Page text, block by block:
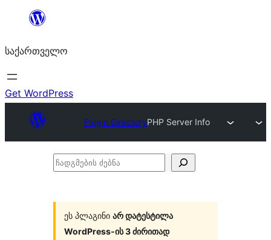
შიგთავსზე
საქართველო
Get WordPress
Plugin DirectoryPHP Server Info
ჩადგმების
ეს პლაგინი არ დატესტილა
WordPress-ის 3 ძირითად